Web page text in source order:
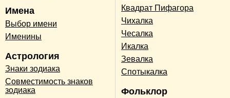
Имена
Выбор имени
Именины
Астрология
Знаки зодиака
Совместимость знаков
зодиака
Квадрат Пифагора
Чихалка
Чесалка
Икалка
Зевалка
Спотыкалка
Фольклор